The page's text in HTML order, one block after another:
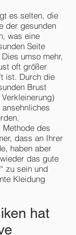
es selten, die
der gesunden
was eine
Seite
umso mehr,
oft größer
ist. Durch die
Brust
Methode des
dass an Ihrer
haben aber
das gute
zu sein und
Kleidung
hat